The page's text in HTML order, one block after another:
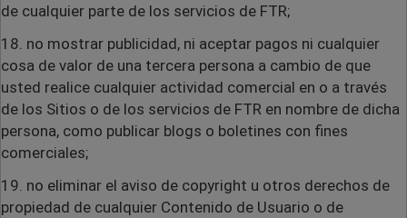
de cualquier parte de los servicios de FTR;
18. no mostrar publicidad, ni aceptar pagos ni cualquier
cosa de valor de una tercera persona a cambio de que
usted realice cualquier actividad comercial en o a través
de los Sitios o de los servicios de FTR en nombre de dicha
persona, como publicar blogs o boletines con fines
comerciales;
19. no eliminar el aviso de copyright u otros derechos de
propiedad de cualquier Contenido de Usuario o de